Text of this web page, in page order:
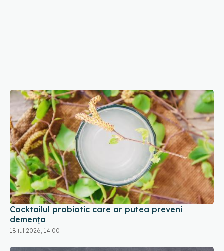
Cocktailul probiotic care ar putea preveni
demența
18 iul 2026, 14:00